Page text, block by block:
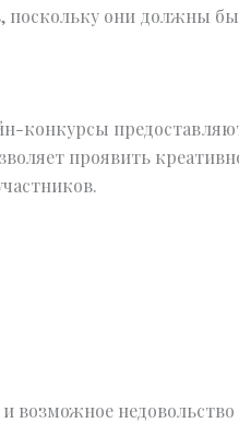
поскольку они должны
конкурсы
проявить